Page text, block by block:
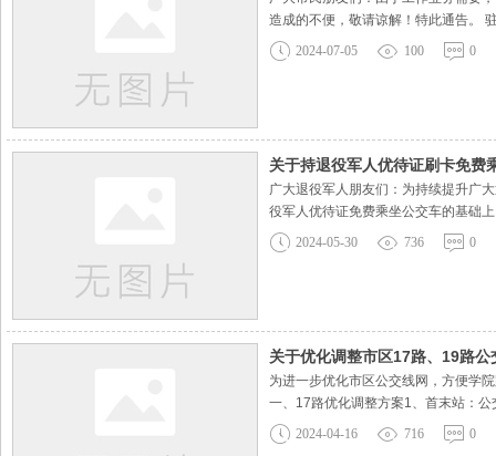
造成的不便，敬请谅解！特此通告。
2024-07-05
100 0
关于持退役军人优待证刷卡免费
广大退役军人朋友们：为持续提升广
役军人优待证免费乘坐公交车的基础
示：退役军人优待证仅限优待对象本
2024-05-30 736 0
关于优化调整市区17路、19路公
为进一步优化市区公交线网，方便学
一、17路优化调整方案1、首末站：
注1公交西站29公交西站2练江大道驿
公园北门6置地公园24置地公园7天中
2024-04-16 716 0